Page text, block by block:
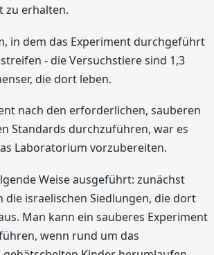
zu erhalten.
in dem das Experiment durchgeführt
- die Versuchstiere sind 1,3
die dort leben.
nach den erforderlichen, sauberen
Standards durchzuführen, war es
Laboratorium vorzubereiten.
Weise ausgeführt: zunächst
die israelischen Siedlungen, die dort
Man kann ein sauberes Experiment
wenn rund um das